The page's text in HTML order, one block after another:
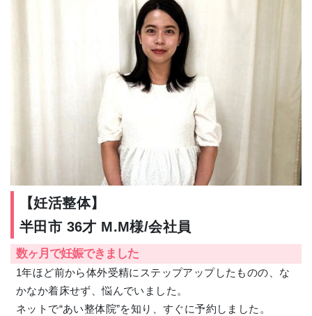
【妊活整体】
半田市 36才 M.M様/会社員
数ヶ月で妊娠できました
1年ほど前から体外受精にステップアップしたものの、な
かなか着床せず、悩んでいました。
ネットで“あい整体院”を知り、すぐに予約しました。